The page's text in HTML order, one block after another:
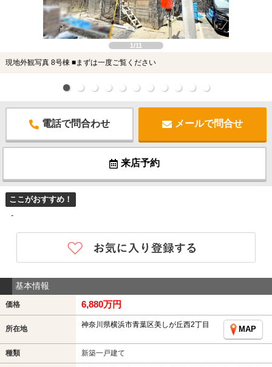
1/11
現地外観写真 8号棟 ■まずは一度ご覧ください
電話で問合わせ メールで問合せ
来店予約
ここがおすすめ！
-
基本情報
価格 6,880万円
所在地 神奈川県横浜市青葉区美しが丘西2丁目
MAP
種類 新築一戸建て